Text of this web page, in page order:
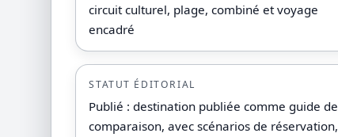
circuit culturel, plage, combiné et voyage
encadré
STATUT ÉDITORIAL
Publié : destination publiée comme guide de
comparaison, avec scénarios de réservation,